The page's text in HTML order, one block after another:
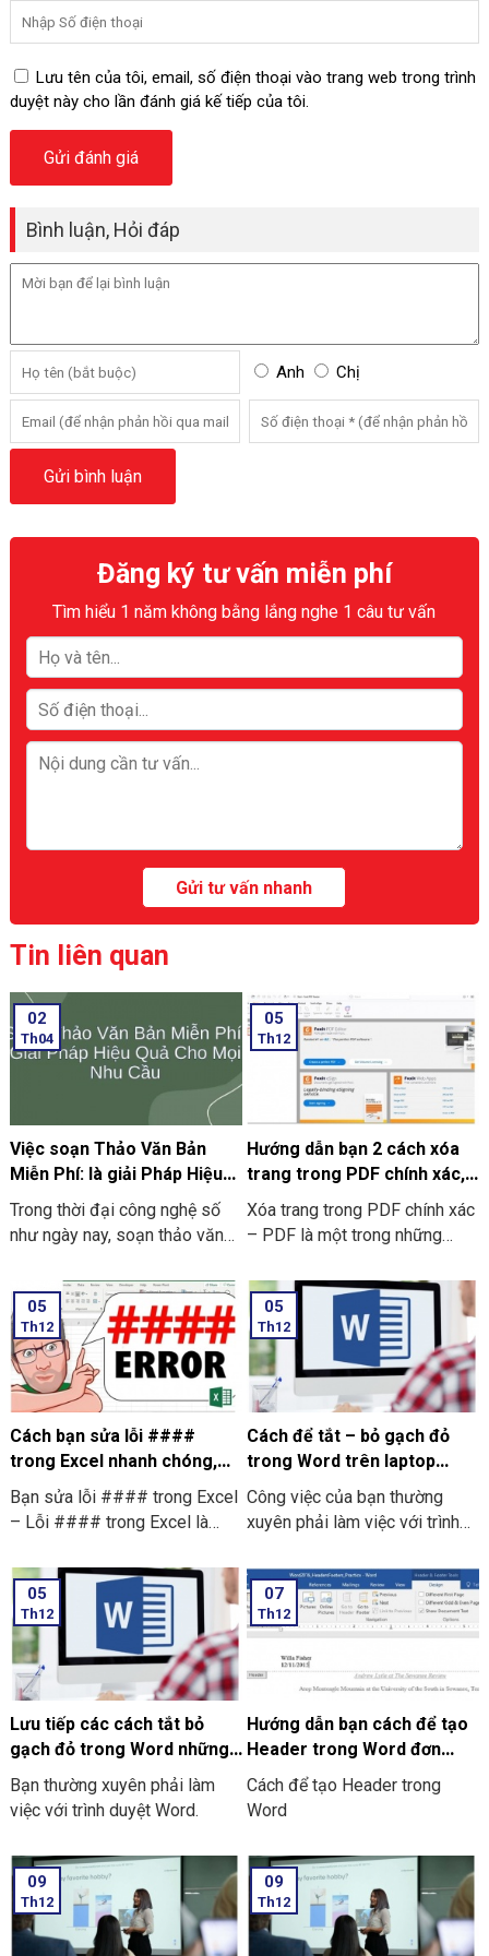
Lưu tên của tôi, email, số điện thoại vào trang web trong trình
duyệt này cho lần đánh giá kế tiếp của tôi.
Bình luận, Hỏi đáp
Anh Chị
Đăng ký tư vấn miễn phí
Tìm hiểu 1 năm không bằng lắng nghe 1 câu tư vấn
Tin liên quan
02
Th04
Việc soạn Thảo Văn Bản
Miễn Phí: là giải Pháp Hiệu
Quả Cho Mọi Nhu Cầu
Trong thời đại công nghệ số
như ngày nay, soạn thảo văn
cầu thiết yếu cho học sinh,
sinh viên, cả nhân viên văn
phòng và doanh nghiệp.
05
Th12
Hướng dẫn bạn 2 cách xóa
trang trong PDF chính xác,
nhanh chóng
Xóa trang trong PDF chính xác
– PDF là một trong những
trình chia sẻ và truyền tải
thông tin và tài liệu giữa mọi
người với nhau. Tuy vậy ở
trong quá trình thao tác, đôi lúc
người dùng sẽ muốn xóa đi
trang PDF thừa hoặc là những
trang PDF trắng
05
Th12
Cách bạn sửa lỗi ####
trong Excel nhanh chóng,
đơn giản nhất
Bạn sửa lỗi #### trong Excel
– Lỗi #### trong Excel là
một ô không đủ rộng để hiển
thị được toàn bộ dữ liệu bên
trong. Điều này thường xảy ra
do nhiều nguyên nhân khác
nhau, bao gồm là:
05
Th12
Cách để tắt – bỏ gạch đỏ
trong Word trên laptop
Window mới nhất
Công việc của bạn thường
xuyên phải làm việc với trình
chịu khi các gạch đỏ xuất hiện
liên tục. Và bạn không biết
cách để bỏ gạch đỏ trong
ra sự phiền toái khi bạn muốn
nhập liệu nhanh hoặc là đang
làm việc với các văn bản
chuyên ngành. Hãy cùng chúng
tôi tìm hiểu cách tắt và bỏ
gạch đỏ trong Word trên
05
Th12
Lưu tiếp các cách tắt bỏ
gạch đỏ trong Word những
thiết bị khác
Bạn thường xuyên phải làm
việc với trình duyệt Word.
07
Th12
Hướng dẫn bạn cách để tạo
Header trong Word đơn
giản, dễ thực hiện
Cách để tạo Header trong
Word
09
Th12
09
Th12